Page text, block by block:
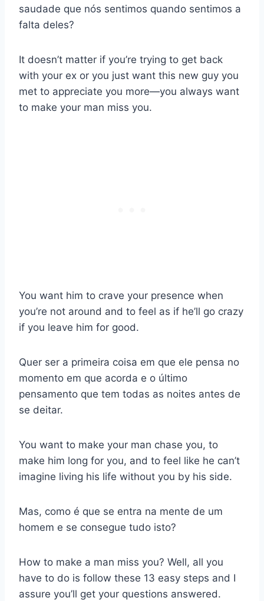
saudade que nós sentimos quando sentimos a
falta deles?
It doesn’t matter if you’re trying to get back
with your ex or you just want this new guy you
met to appreciate you more—you always want
to make your man miss you.
You want him to crave your presence when
you’re not around and to feel as if he’ll go crazy
if you leave him for good.
Quer ser a primeira coisa em que ele pensa no
momento em que acorda e o último
pensamento que tem todas as noites antes de
se deitar.
You want to make your man chase you, to
make him long for you, and to feel like he can’t
imagine living his life without you by his side.
Mas, como é que se entra na mente de um
homem e se consegue tudo isto?
How to make a man miss you? Well, all you
have to do is follow these 13 easy steps and I
assure you’ll get your questions answered.